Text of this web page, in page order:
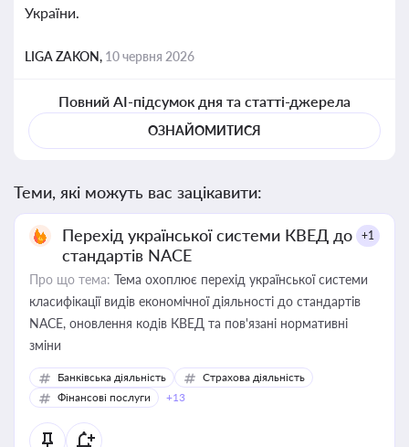
України.
LIGA ZAKON, 10 червня 2026
Повний AI-підсумок дня та статті-джерела
ОЗНАЙОМИТИСЯ
Теми, які можуть вас зацікавити:
Перехід української системи КВЕД до
стандартів NACE
+1
Про що тема: Тема охоплює перехід української системи
класифікації видів економічної діяльності до стандартів
NACE, оновлення кодів КВЕД та пов'язані нормативні
зміни
Банківська діяльність
Страхова діяльність
Фінансові послуги
+13